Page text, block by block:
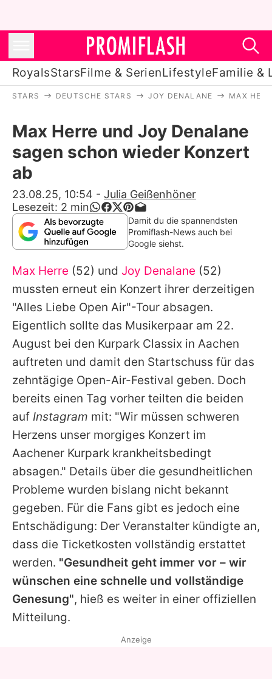
RoyalsStarsFilme & SerienLifestyleFamilie &
Stars
Filme & Serien
Lifestyle
Familie & Liebe
Promiflash Exklusiv
Alle Themen auf Promiflash
Jobs
App runterladen
Team
Redaktionelle Richtlinien
Impressum
Datenschutzerklärung
Nutzungsbedingungen
Utiq verwalten
STARS DEUTSCHE STARS JOY DENALANE MAX
Max Herre und Joy Denalane
sagen schon wieder Konzert
ab
23.08.25, 10:54 - Julia Geißenhöner
Lesezeit: 2 min
Damit du die spannendsten
Promiflash-News auch bei
Google siehst.
Max Herre (52) und Joy Denalane (52)
mussten erneut ein Konzert ihrer derzeitigen
"Alles Liebe Open Air"-Tour absagen.
Eigentlich sollte das Musikerpaar am 22.
August bei den Kurpark Classix in Aachen
auftreten und damit den Startschuss für das
zehntägige Open-Air-Festival geben. Doch
bereits einen Tag vorher teilten die beiden
auf Instagram mit: "Wir müssen schweren
Herzens unser morgiges Konzert im
Aachener Kurpark krankheitsbedingt
absagen." Details über die gesundheitlichen
Probleme wurden bislang nicht bekannt
gegeben. Für die Fans gibt es jedoch eine
Entschädigung: Der Veranstalter kündigte an,
dass die Ticketkosten vollständig erstattet
werden. "Gesundheit geht immer vor – wir
wünschen eine schnelle und vollständige
Genesung", hieß es weiter in einer offiziellen
Mitteilung.
Anzeige